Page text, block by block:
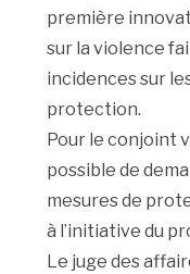
première
sur la violence
incidences sur
protection.
Pour le conjoint
possible de
mesures de
à l’initiative du
Le juge des